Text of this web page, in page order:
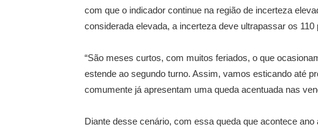
com que o indicador continue na região de incerteza
considerada elevada, a incerteza deve ultrapassar os
“São meses curtos, com muitos feriados, o que
estende ao segundo turno. Assim, vamos esticando até
comumente já apresentam uma queda acentuada nas
Diante desse cenário, com essa queda que acontece